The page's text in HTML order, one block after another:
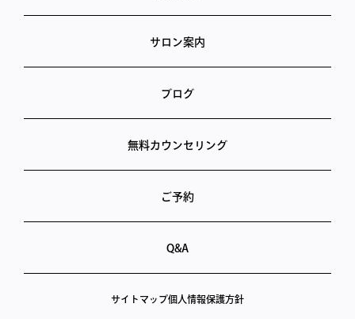
サロン案内
ブログ
無料カウンセリング
ご予約
Q&A
サイトマップ個人情報保護方針